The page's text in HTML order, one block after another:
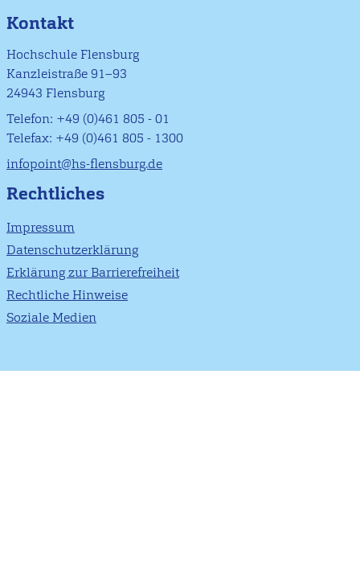
Kontakt
Hochschule Flensburg
Kanzleistraße 91–93
24943 Flensburg
Telefon: +49 (0)461 805 - 01
Telefax: +49 (0)461 805 - 1300
infopoint@hs-flensburg.de
Rechtliches
Impressum
Datenschutzerklärung
Erklärung zur Barrierefreiheit
Rechtliche Hinweise
Soziale Medien